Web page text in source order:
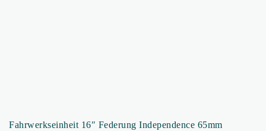
Fahrwerkseinheit 16″ Federung Independence 65mm